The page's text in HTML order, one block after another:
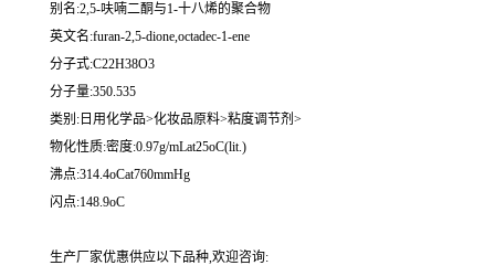
别名:2,5-呋喃二酮与1-十八烯的聚合物
英文名:furan-2,5-dione,octadec-1-ene
分子式:C22H38O3
分子量:350.535
类别:日用化学品>化妆品原料>粘度调节剂>
物化性质:密度:0.97g/mLat25oC(lit.)
沸点:314.4oCat760mmHg
闪点:148.9oC
生产厂家优惠供应以下品种,欢迎咨询: